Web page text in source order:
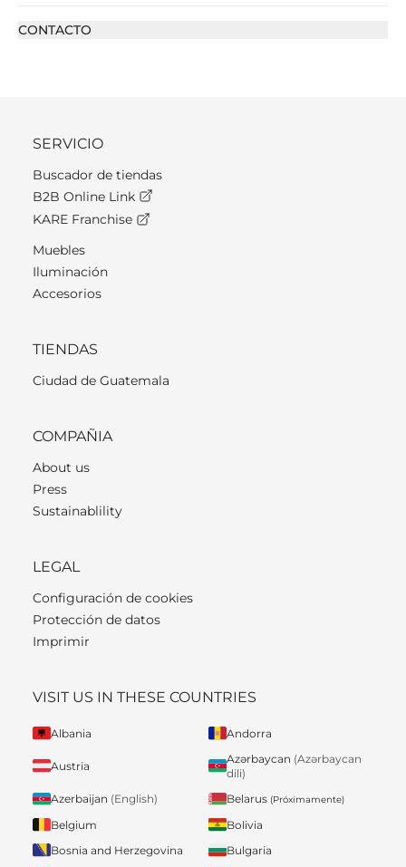
CONTACTO
SERVICIO
Buscador de tiendas
B2B Online Link
KARE Franchise
Muebles
Iluminación
Accesorios
TIENDAS
Ciudad de Guatemala
COMPAÑIA
About us
Press
Sustainablility
LEGAL
Configuración de cookies
Protección de datos
Imprimir
VISIT US IN THESE COUNTRIES
Albania Andorra
Austria
Azərbaycan (Azərbaycan
dili)
Azerbaijan (English) Belarus (Próximamente)
Belgium
Bolivia
Bosnia and Herzegovina
Bulgaria